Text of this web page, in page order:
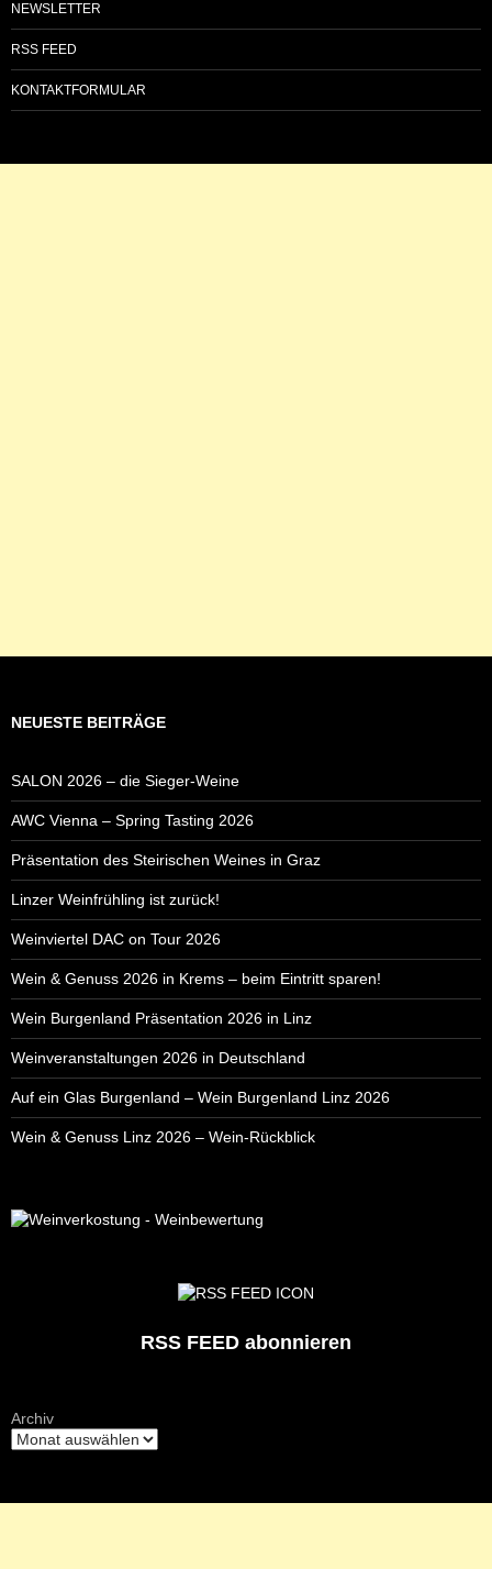
NEWSLETTER
RSS FEED
KONTAKTFORMULAR
NEUESTE BEITRÄGE
SALON 2026 – die Sieger-Weine
AWC Vienna – Spring Tasting 2026
Präsentation des Steirischen Weines in Graz
Linzer Weinfrühling ist zurück!
Weinviertel DAC on Tour 2026
Wein & Genuss 2026 in Krems – beim Eintritt sparen!
Wein Burgenland Präsentation 2026 in Linz
Weinveranstaltungen 2026 in Deutschland
Auf ein Glas Burgenland – Wein Burgenland Linz 2026
Wein & Genuss Linz 2026 – Wein-Rückblick
RSS FEED abonnieren
Archiv